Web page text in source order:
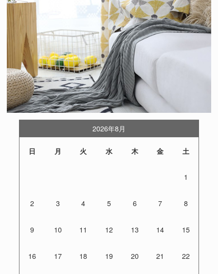
2026年8月
日 月 火 水 木 金 土
1
2 3 4 5 6 7 8
9 10 11 12 13 14 15
16 17 18 19 20 21 22